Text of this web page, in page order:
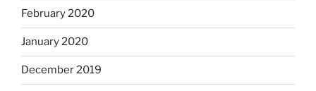
February 2020
January 2020
December 2019